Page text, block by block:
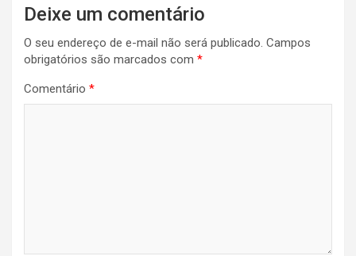
de
Post
Deixe um comentário
O seu endereço de e-mail não será publicado. Campos
obrigatórios são marcados com *
Comentário *